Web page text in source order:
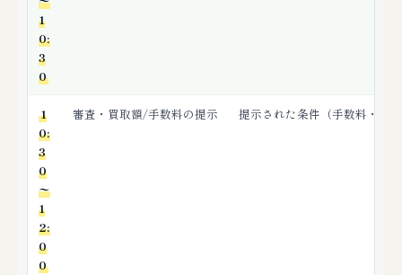
1
0:
3
0
1
0:
3
0
〜
1
2:
0
0
審査・買取額/手数料の提示 提示された条件（手数料・入